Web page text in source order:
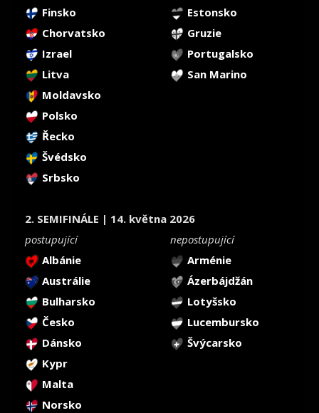
Finsko
Estonsko
Chorvatsko
Gruzie
Izrael
Portugalsko
Litva
San Marino
Moldavsko
Polsko
Řecko
Švédsko
Srbsko
2. SEMIFINÁLE | 14. května 2026
postupující
nepostupující
Albánie
Arménie
Austrálie
Ázerbájdžán
Bulharsko
Lotyšsko
Česko
Lucembursko
Dánsko
Švýcarsko
Kypr
Malta
Norsko